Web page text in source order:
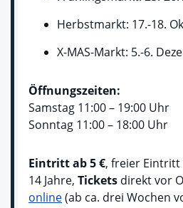
Herbstmarkt: 17.-18.
X-MAS-Markt: 5.-6.
Öffnungszeiten:
Samstag 11:00 – 19:00 Uhr
Sonntag 11:00 – 18:00 Uhr
Eintritt ab 5 €, freier
14 Jahre, Tickets direkt vor
online(ab ca. drei Wochen